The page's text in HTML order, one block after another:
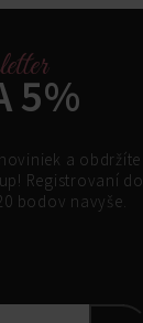
5%
a obdržíte
Registrovaní do
bodov navyše.